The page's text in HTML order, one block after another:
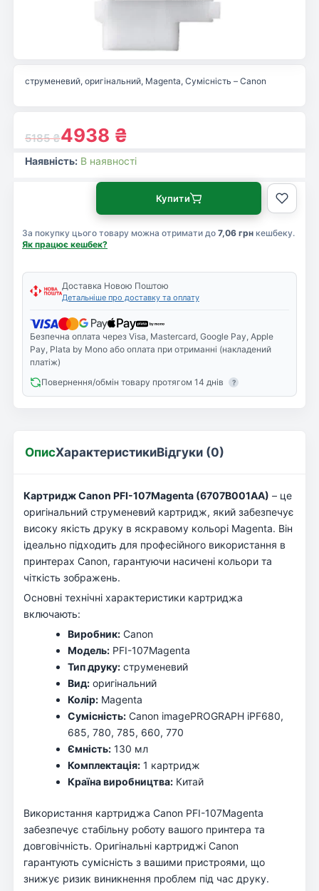
5185₴4938 ₴
струменевий, оригінальний, Magenta, Сумісність – Canon
Наявність: В наявності
За покупку цього товару можна отримати до 7,06 грн кешбеку.
Як працює кешбек?
Купити
Доставка Новою Поштою
Детальніше про доставку та оплату
Безпечна оплата через Visa, Mastercard, Google Pay, Apple
Pay, Plata by Mono або оплата при отриманні (накладений
платіж)
Повернення/обмін товару протягом 14 днів
?
ОписХарактеристикиВідгуки (0)
Картридж Canon PFI-107Magenta (6707B001AA) – це
оригінальний струменевий картридж, який забезпечує
високу якість друку в яскравому кольорі Magenta. Він
ідеально підходить для професійного використання в
принтерах Canon, гарантуючи насичені кольори та
чіткість зображень.
Основні технічні характеристики картриджа
включають:
Виробник: Canon
Модель: PFI-107Magenta
Тип друку: струменевий
Вид: оригінальний
Колір: Magenta
Сумісність: Canon imagePROGRAPH iPF680,
685, 780, 785, 660, 770
Ємність: 130 мл
Комплектація: 1 картридж
Країна виробництва: Китай
Використання картриджа Canon PFI-107Magenta
забезпечує стабільну роботу вашого принтера та
довговічність. Оригінальні картриджі Canon
гарантують сумісність з вашими пристроями, що
знижує ризик виникнення проблем під час друку.